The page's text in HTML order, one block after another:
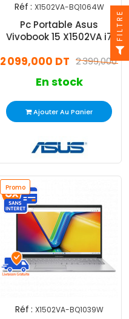
Réf : X1502VA-BQ1064W
Pc Portable Asus
Vivobook 15 X1502VA i7
2 399,000
2 099,000 DT
En stock
Ajouter Au Panier
Promo
Réf : X1502VA-BQ1039W
FILTRE